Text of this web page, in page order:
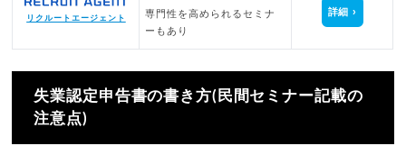
リクルートエージェント
専門性を高められるセミナ
ーもあり
詳細
失業認定申告書の書き方(民間セミナー記載の
注意点)